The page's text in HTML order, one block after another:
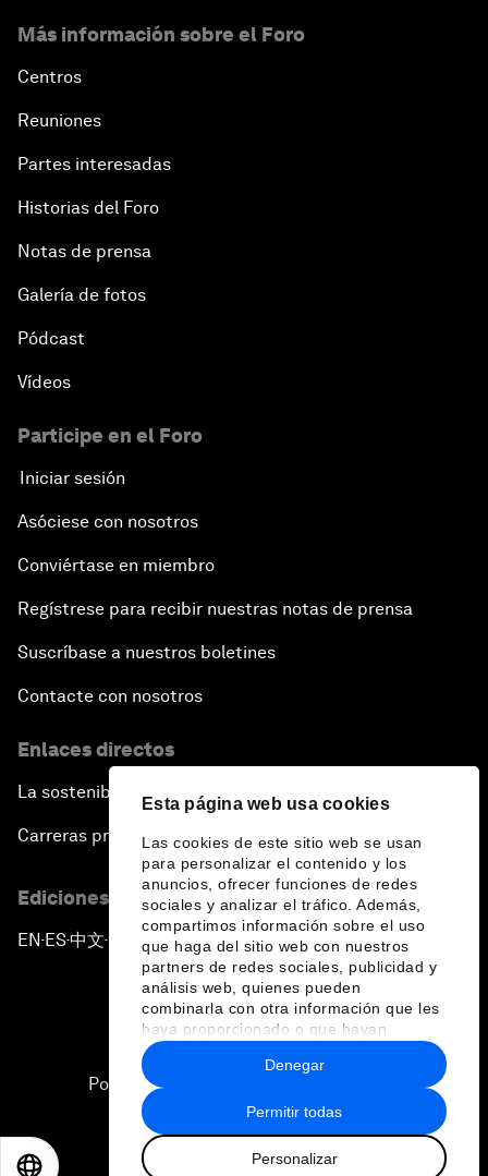
Esta página web usa cookies
Las cookies de este sitio web se usan
para personalizar el contenido y los
anuncios, ofrecer funciones de redes
sociales y analizar el tráfico. Además,
compartimos información sobre el uso
que haga del sitio web con nuestros
partners de redes sociales, publicidad y
análisis web, quienes pueden
combinarla con otra información que les
haya proporcionado o que hayan
recopilado a partir del uso que haya
hecho de sus servicios.
Permitir todas
Personalizar
Denegar
Más información sobre el Foro
Centros
Reuniones
Partes interesadas
Historias del Foro
Notas de prensa
Galería de fotos
Pódcast
Vídeos
Participe en el Foro
Iniciar sesión
Asóciese con nosotros
Conviértase en miembro
Regístrese para recibir nuestras notas de prensa
Suscríbase a nuestros boletines
Contacte con nosotros
Enlaces directos
La sostenibilidad en el Foro
Carreras profesionales
Ediciones en otros idiomas
EN ▪ES▪中文▪ 日本語
Política de privacidad y normas de uso
Sitemap
2026 Foro Económico Mundial